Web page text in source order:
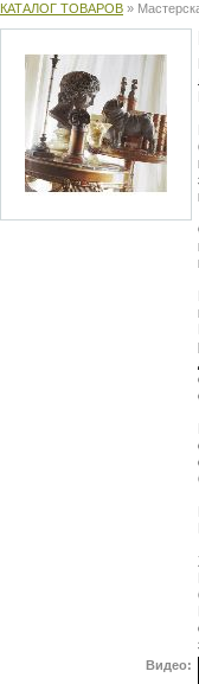
КАТАЛОГ ТОВАРОВ »
Видео: